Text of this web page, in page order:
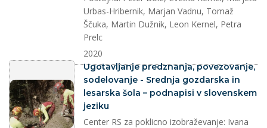
Urbas-Hribernik, Marjan Vadnu, Tomaž
Ščuka, Martin Dužnik, Leon Kernel, Petra
Prelc
2020
splet
Ugotavljanje predznanja, povezovanje,
sodelovanje - Srednja gozdarska in
lesarska šola – podnapisi v slovenskem
jeziku
Center RS za poklicno izobraževanje: Ivana